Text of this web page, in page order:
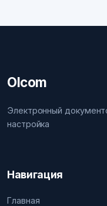
Olcom
Электронный
настройка
Навигация
Главная